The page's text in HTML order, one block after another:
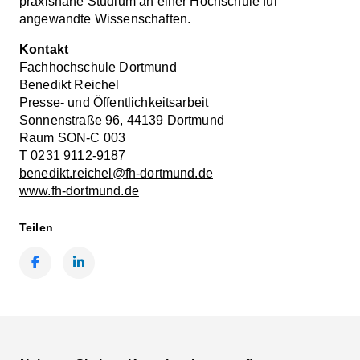
angewandte Wissenschaften.
Kontakt
Fachhochschule Dortmund
Benedikt Reichel
Presse- und Öffentlichkeitsarbeit
Sonnenstraße 96, 44139 Dortmund
Raum SON-C 003
T 0231 9112-9187
benedikt.reichel@fh-dortmund.de
www.fh-dortmund.de
Teilen